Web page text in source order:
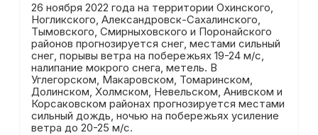
26 ноября 2022 года на территории Охинского,
Ногликского, Александровск-Сахалинского,
Тымовского, Смирныховского и Поронайского
районов прогнозируется снег, местами сильный
снег, порывы ветра на побережьях 19-24 м/с,
налипание мокрого снега, метель. В
Углегорском, Макаровском, Томаринском,
Долинском, Холмском, Невельском, Анивском и
Корсаковском районах прогнозируется местами
сильный дождь, ночью на побережьях усиление
ветра до 20-25 м/c.